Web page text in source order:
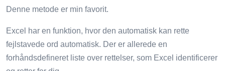
Denne metode er min favorit.
Excel har en funktion, hvor den automatisk kan rette
fejlstavede ord automatisk. Der er allerede en
forhåndsdefineret liste over rettelser, som Excel identificerer